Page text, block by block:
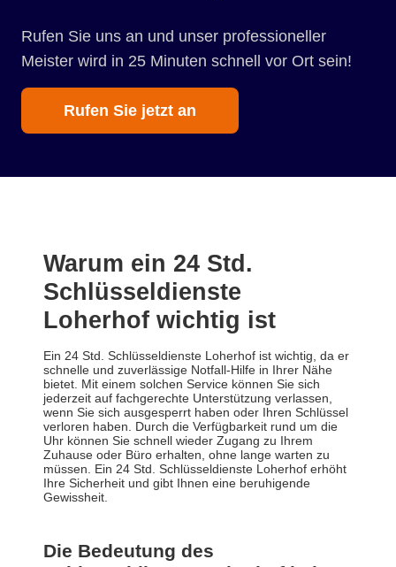
Rufen Sie uns an und unser professioneller
Meister wird in 25 Minuten schnell vor Ort sein!
Rufen Sie jetzt an
Warum ein 24 Std.
Schlüsseldienste
Loherhof wichtig ist
Ein 24 Std. Schlüsseldienste Loherhof ist wichtig, da er
schnelle und zuverlässige Notfall-Hilfe in Ihrer Nähe
bietet. Mit einem solchen Service können Sie sich
jederzeit auf fachgerechte Unterstützung verlassen,
wenn Sie sich ausgesperrt haben oder Ihren Schlüssel
verloren haben. Durch die Verfügbarkeit rund um die
Uhr können Sie schnell wieder Zugang zu Ihrem
Zuhause oder Büro erhalten, ohne lange warten zu
müssen. Ein 24 Std. Schlüsseldienste Loherhof erhöht
Ihre Sicherheit und gibt Ihnen eine beruhigende
Gewissheit.
Die Bedeutung des